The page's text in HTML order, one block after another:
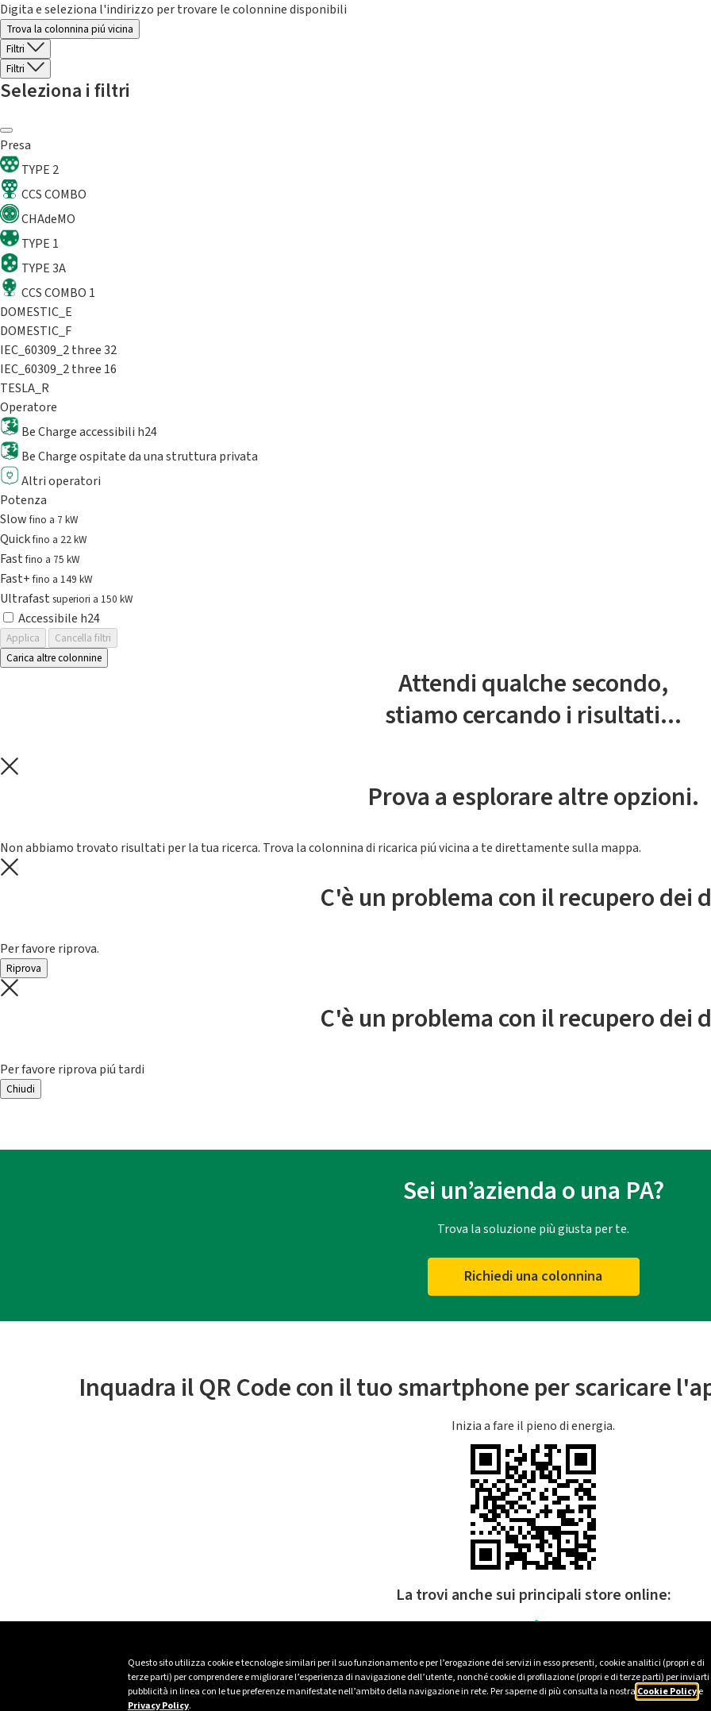
Questo sito utilizza cookie e tecnologie similari per il suo funzionamento e per l’erogazione dei servizi in esso presenti, cookie analitici (propri e di
terze parti) per comprendere e migliorare l’esperienza di navigazione dell’utente, nonché cookie di profilazione (propri e di terze parti) per inviarti
pubblicità in linea con le tue preferenze manifestate nell’ambito della navigazione in rete. Per saperne di più consulta la nostra Cookie Policye
Privacy Policy.
Digita e seleziona l'indirizzo per trovare le colonnine disponibili
Trova la colonnina piú vicina
Filtri
Filtri
Seleziona i filtri
Presa
TYPE 2
CCS COMBO
CHAdeMO
TYPE 1
TYPE 3A
CCS COMBO 1
DOMESTIC_E
DOMESTIC_F
IEC_60309_2 three 32
IEC_60309_2 three 16
TESLA_R
Operatore
Be Charge accessibili h24
Be Charge ospitate da una struttura privata
Altri operatori
Potenza
Slowfino a 7 kW
Quickfino a 22 kW
Fastfino a 75 kW
Fast+fino a 149 kW
Ultrafast superiori a 150 kW
Accessibile h24
Applica
Cancella filtri
Carica altre colonnine
Attendi qualche secondo,
stiamo cercando i risultati...
Prova a esplorare altre opzioni.
Non abbiamo trovato risultati per la tua ricerca. Trova la colonnina di ricarica piú vicina a te direttamente sulla mappa.
C'è un problema con il recupero dei
Per favore riprova.
Riprova
C'è un problema con il recupero dei
Per favore riprova piú tardi
Chiudi
Sei un’azienda o una PA?
Trova la soluzione più giusta per te.
Richiedi una colonnina
Inquadra il QR Code con il tuo smartphone per scaricare
Inizia a fare il pieno di energia.
La trovi anche sui principali store online: